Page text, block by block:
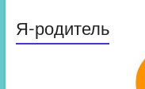
Я-родитель